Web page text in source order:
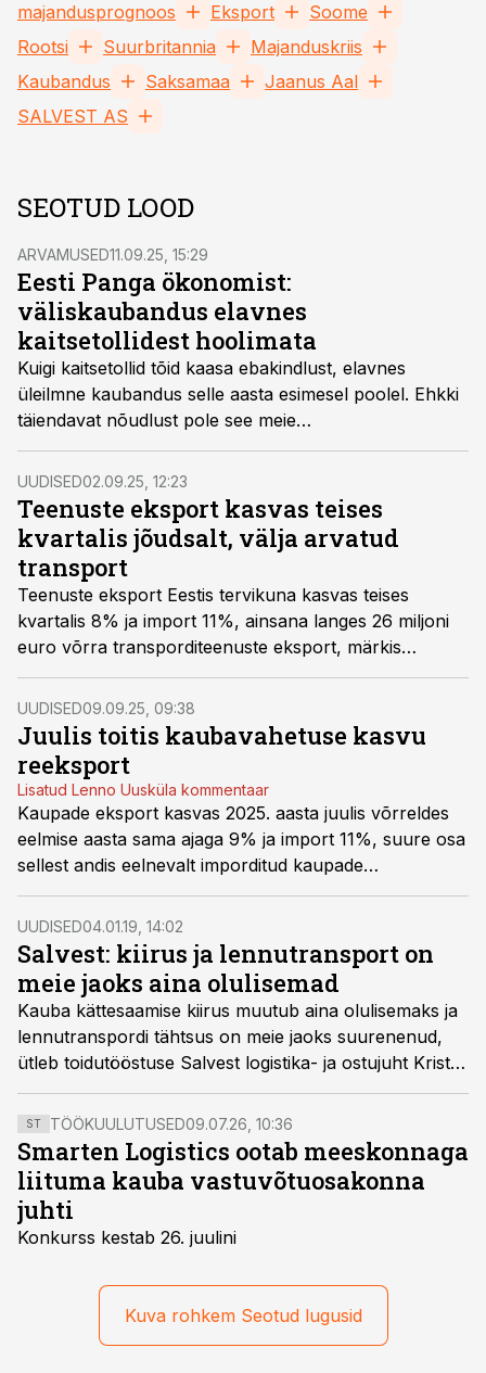
majandusprognoos Eksport
Soome
Rootsi
Suurbritannia
Majanduskriis
Kaubandus
Saksamaa
Jaanus Aal
SALVEST AS
SEOTUD LOOD
ARVAMUSED11.09.25, 15:29
Eesti Panga ökonomist:
väliskaubandus elavnes
kaitsetollidest hoolimata
Kuigi kaitsetollid tõid kaasa ebakindlust, elavnes
üleilmne kaubandus selle aasta esimesel poolel. Ehkki
täiendavat nõudlust pole see meie
kaubanduspartnerite seas kaasa toonud, on eksport
kokkuvõttes hoogustunud paljudel tegevusaladel ja
eksportijad leiavad ka uusi turge, kirjutab Eesti Panga
ökonomist Mari Rell.
UUDISED02.09.25, 12:23
Teenuste eksport kasvas teises
kvartalis jõudsalt, välja arvatud
transport
Teenuste eksport Eestis tervikuna kasvas teises
kvartalis 8% ja import 11%, ainsana langes 26 miljoni
euro võrra transporditeenuste eksport, märkis
statistikaameti väliskaubanduse tiimi analüütik Jane
Leppmets.
UUDISED09.09.25, 09:38
Juulis toitis kaubavahetuse kasvu
reeksport
Lisatud Lenno Uusküla kommentaar
Kaupade eksport kasvas 2025. aasta juulis võrreldes
eelmise aasta sama ajaga 9% ja import 11%, suure osa
sellest andis eelnevalt imporditud kaupade
taasväljavedu, teatas statistikaamet.
UUDISED04.01.19, 14:02
Salvest: kiirus ja lennutransport on
meie jaoks aina olulisemad
Kauba kättesaamise kiirus muutub aina olulisemaks ja
lennutranspordi tähtsus on meie jaoks suurenenud,
ütleb toidutööstuse Salvest logistika- ja ostujuht Kristo
Raud.
ST TÖÖKUULUTUSED09.07.26, 10:36
Smarten Logistics ootab meeskonnaga
liituma kauba vastuvõtuosakonna
juhti
Konkurss kestab 26. juulini
Kuva rohkem Seotud lugusid